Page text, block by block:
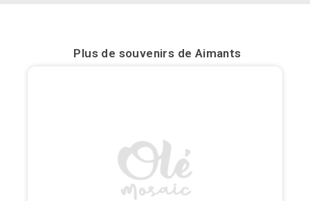
Plus de souvenirs de Aimants